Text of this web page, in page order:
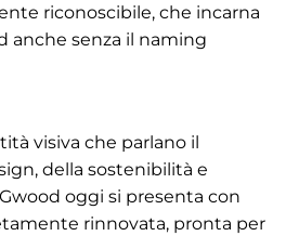
riconoscibile, che incarna
anche senza il naming
visiva che parlano il
della sostenibilità e
oggi si presenta con
rinnovata, pronta per